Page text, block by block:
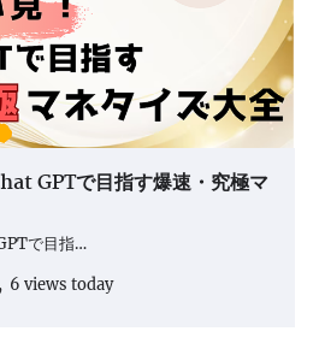
GPTで目指す爆速・究極マ
で目指…
6 views today